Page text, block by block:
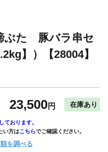
ぶた 豚バラ串セ
】）【28004】
23,500円 在庫あり
ております。
い方はこちらでご確認ください。
額を調べる